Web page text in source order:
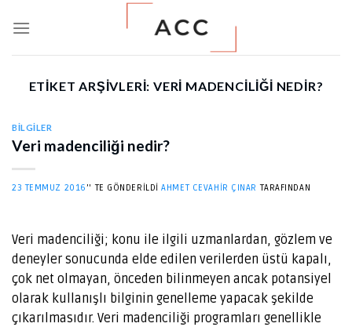
ETIKET ARŞIVLERI: VERI MADENCILIĞI NEDIR?
BILGILER
Veri madenciliği nedir?
23 TEMMUZ 2016’' TE GÖNDERILDI AHMET CEVAHIR ÇINAR TARAFINDAN
Veri madenciliği; konu ile ilgili uzmanlardan, gözlem ve
deneyler sonucunda elde edilen verilerden üstü kapalı,
çok net olmayan, önceden bilinmeyen ancak potansiyel
olarak kullanışlı bilginin genelleme yapacak şekilde
çıkarılmasıdır. Veri madenciliği programları genellikle